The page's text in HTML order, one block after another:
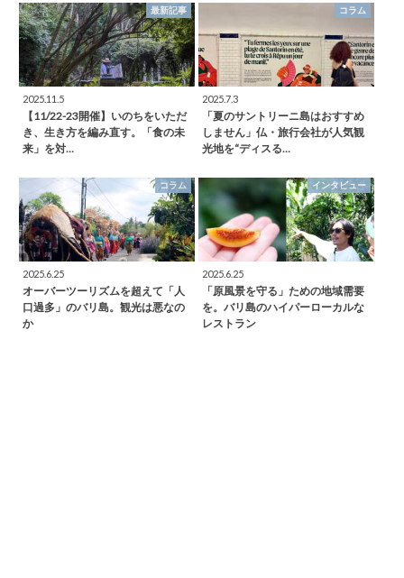
最新記事
2025.11.5
【11/22-23開催】いのちをいただ
き、生き方を編み直す。「食の未
来」を対…
コラム
2025.7.3
「夏のサントリーニ島はおすすめ
しません」仏・旅行会社が人気観
光地を“ディスる…
コラム
2025.6.25
オーバーツーリズムを超えて「人
口過多」のバリ島。観光は悪なの
か
インタビュー
2025.6.25
「原風景を守る」ための地域需要
を。バリ島のハイパーローカルな
レストラン